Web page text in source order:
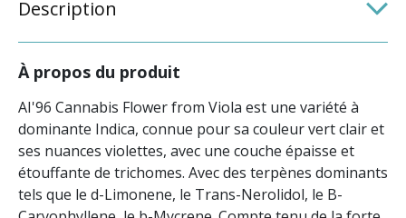
Description
À propos du produit
AI'96 Cannabis Flower from Viola est une variété à
dominante Indica, connue pour sa couleur vert clair et
ses nuances violettes, avec une couche épaisse et
étouffante de trichomes. Avec des terpènes dominants
tels que le d-Limonene, le Trans-Nerolidol, le B-